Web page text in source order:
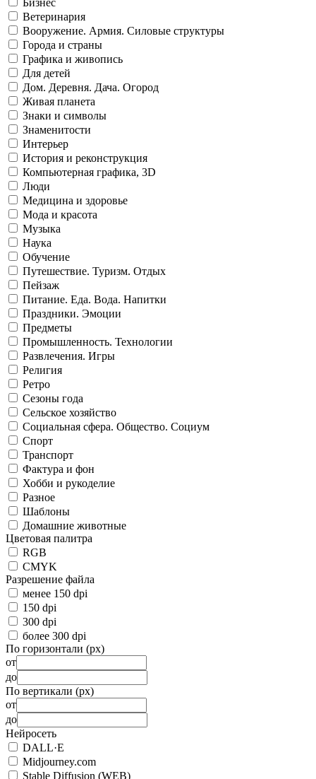
Ветеринария
Вооружение. Армия. Силовые структуры
Города и страны
Графика и живопись
Для детей
Дом. Деревня. Дача. Огород
Живая планета
Знаки и символы
Знаменитости
Интерьер
История и реконструкция
Компьютерная графика, 3D
Люди
Медицина и здоровье
Мода и красота
Музыка
Наука
Обучение
Путешествие. Туризм. Отдых
Пейзаж
Питание. Еда. Вода. Напитки
Праздники. Эмоции
Предметы
Промышленность. Технологии
Развлечения. Игры
Религия
Ретро
Сезоны года
Сельское хозяйство
Социальная сфера. Общество. Социум
Спорт
Транспорт
Фактура и фон
Хобби и рукоделие
Разное
Шаблоны
Домашние животные
Цветовая палитра
RGB
CMYK
Разрешение файла
менее 150 dpi
150 dpi
300 dpi
более 300 dpi
По горизонтали (px)
от
до
По вертикали (px)
от
до
Нейросеть
DALL·E
Midjourney.com
Stable Diffusion (WEB)